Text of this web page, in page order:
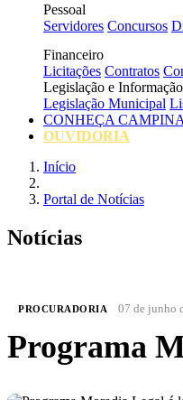
Pessoal
Servidores Concursos
Financeiro
Licitações Contratos
Legislação e Informação
Legislação Municipal
CONHEÇA CAMPINA
OUVIDORIA
Início
Portal de Notícias
Notícias
PROCURADORIA 07 de junho
Programa